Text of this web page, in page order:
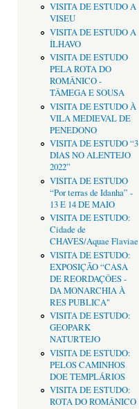
VISITA DE ESTUDO A
VISEU
VISITA DE ESTUDO A
ÍLHAVO
VISITA DE ESTUDO
PELA ROTA DO
ROMÂNICO -
TÂMEGA E SOUSA
VISITA DE ESTUDO À
VILA MEDIEVAL DE
PENEDONO
VISITA DE ESTUDO “3
DIAS NO ALENTEJO
2022”
VISITA DE ESTUDO
“Por terras de Idanha” -
13 E 14 DE MAIO
VISITA DE ESTUDO:
Cidade de
CHAVES/Aquae Flaviae
VISITA DE ESTUDO:
EXPOSIÇÃO “CASA
DE REORDAÇÔES -
DA MONARCHIA À
RES PUBLICA"
VISITA DE ESTUDO:
GEOPARK
NATURTEJO
VISITA DE ESTUDO:
PELOS CAMINHOS
DOE TEMPLÁRIOS
VISITA DE ESTUDO:
ROTA DO ROMÂNICO